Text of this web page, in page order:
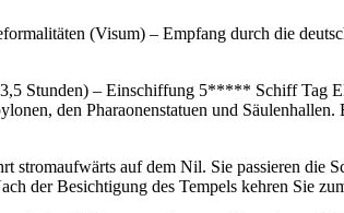
(Visum) – Empfang durch die
Stunden) – Einschiffung 5***** Schiff Tag
den Pharaonenstatuen und
auf dem Nil. Sie passieren die
der Besichtigung des Tempels kehren Sie